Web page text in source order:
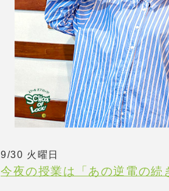
9/30 火曜日
今夜の授業は「あの逆電の続